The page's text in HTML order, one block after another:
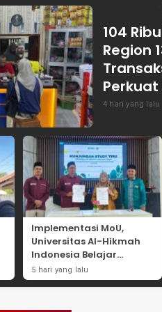
104
Region
4 hari yang lalu
Implementasi MoU,
Universitas Al-Hikmah
Indonesia Belajar
Strategi Kemandirian
Ekonomi di Pondok
Lamongan
5 hari yang lalu